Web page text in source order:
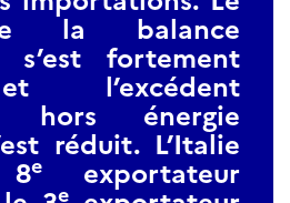
la balance
s’est fortement
l’excédent
hors énergie
réduit. L’Italie
e exportateur
e